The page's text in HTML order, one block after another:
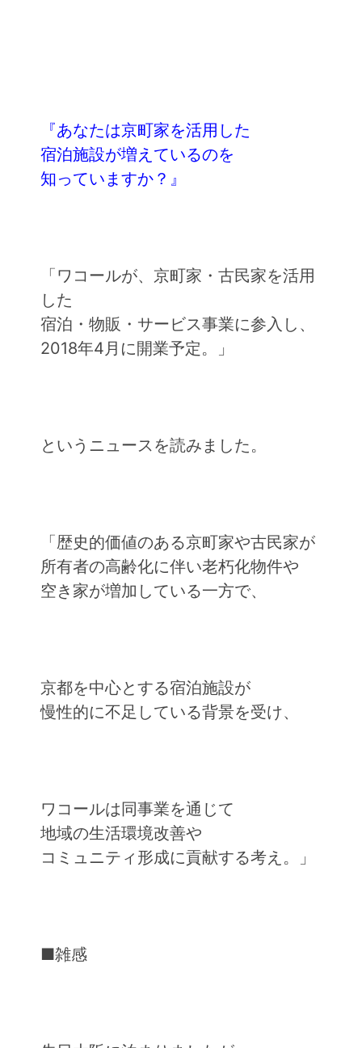
『あなたは京町家を活用した
宿泊施設が増えているのを
知っていますか？』
「ワコールが、京町家・古民家を活用
した
宿泊・物販・サービス事業に参入し、
2018年4月に開業予定。」
というニュースを読みました。
「歴史的価値のある京町家や古民家が
所有者の高齢化に伴い老朽化物件や
空き家が増加している一方で、
京都を中心とする宿泊施設が
慢性的に不足している背景を受け、
ワコールは同事業を通じて
地域の生活環境改善や
コミュニティ形成に貢献する考え。」
■雑感